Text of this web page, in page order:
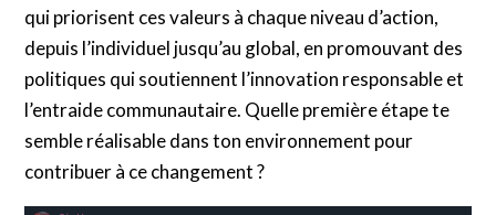
qui priorisent ces valeurs à chaque niveau d’action,
depuis l’individuel jusqu’au global, en promouvant des
politiques qui soutiennent l’innovation responsable et
l’entraide communautaire. Quelle première étape te
semble réalisable dans ton environnement pour
contribuer à ce changement ?